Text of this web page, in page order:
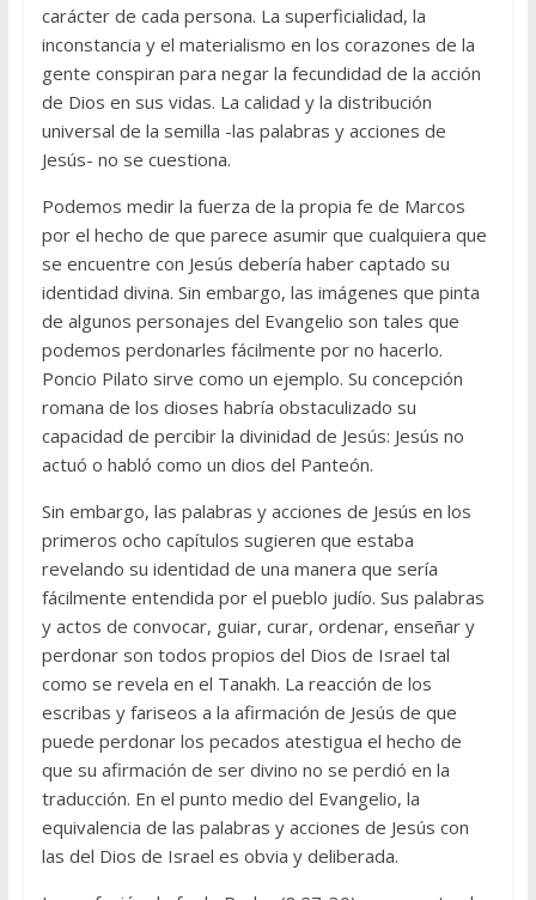
carácter de cada persona. La superficialidad, la
inconstancia y el materialismo en los corazones de la
gente conspiran para negar la fecundidad de la acción
de Dios en sus vidas. La calidad y la distribución
universal de la semilla -las palabras y acciones de
Jesús- no se cuestiona.
Podemos medir la fuerza de la propia fe de Marcos
por el hecho de que parece asumir que cualquiera que
se encuentre con Jesús debería haber captado su
identidad divina. Sin embargo, las imágenes que pinta
de algunos personajes del Evangelio son tales que
podemos perdonarles fácilmente por no hacerlo.
Poncio Pilato sirve como un ejemplo. Su concepción
romana de los dioses habría obstaculizado su
capacidad de percibir la divinidad de Jesús: Jesús no
actuó o habló como un dios del Panteón.
Sin embargo, las palabras y acciones de Jesús en los
primeros ocho capítulos sugieren que estaba
revelando su identidad de una manera que sería
fácilmente entendida por el pueblo judío. Sus palabras
y actos de convocar, guiar, curar, ordenar, enseñar y
perdonar son todos propios del Dios de Israel tal
como se revela en el Tanakh. La reacción de los
escribas y fariseos a la afirmación de Jesús de que
puede perdonar los pecados atestigua el hecho de
que su afirmación de ser divino no se perdió en la
traducción. En el punto medio del Evangelio, la
equivalencia de las palabras y acciones de Jesús con
las del Dios de Israel es obvia y deliberada.